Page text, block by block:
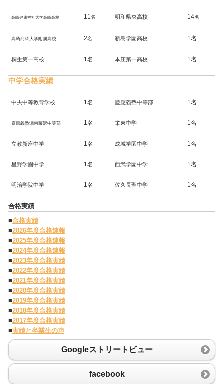
高崎健康福祉大学高崎高校 11名 明和県央高校 14名
高崎商科大学附属高校 2名 新島学園高校 1名
桐生第一高校 1名 本庄第一高校 1名
中学合格実績
中央中等教育学校 1名 慶應義塾中等部 1名
慶應義塾湘南藤沢中等部 1名 栄東中学 1名
立教新座中学 1名 成城学園中学 1名
星野学園中学 1名 西武学園中学 1名
明治学院中学 1名 佐久長聖中学 1名
合格実績
■合格実績
■2026年度合格速報
■2025年度合格速報
■2024年度合格速報
■2023年度合格実績
■2022年度合格実績
■2021年度合格実績
■2020年度合格実績
■2019年度合格実績
■2018年度合格実績
■2017年度合格実績
■実績と卒業生の声
Googleストリートビュー
facebook